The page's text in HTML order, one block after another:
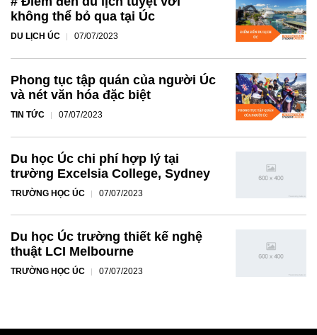
không thể bỏ qua tại Úc
DU LỊCH ÚC 07/07/2023
Phong tục tập quán của người Úc
và nét văn hóa đặc biệt
TIN TỨC 07/07/2023
Du học Úc chi phí hợp lý tại
trường Excelsia College, Sydney
TRƯỜNG HỌC ÚC 07/07/2023
Du học Úc trường thiết kế nghệ
thuật LCI Melbourne
TRƯỜNG HỌC ÚC 07/07/2023